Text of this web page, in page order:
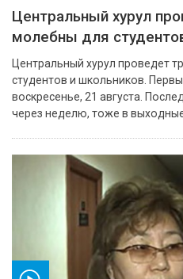
Центральный хурул
молебны для
Центральный хурул проведет
студентов и школьников.
воскресенье, 21 августа.
через неделю, тоже в выходные